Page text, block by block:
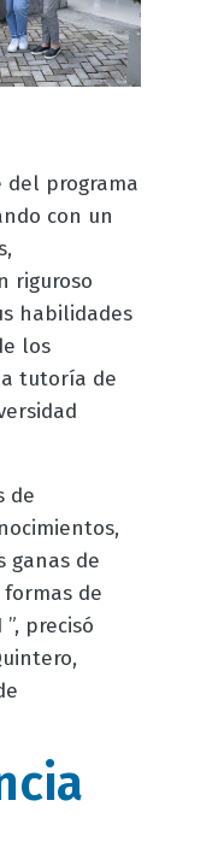
del programa
con un
riguroso
habilidades
los
tutoría de
de
ganas de
de
precisó